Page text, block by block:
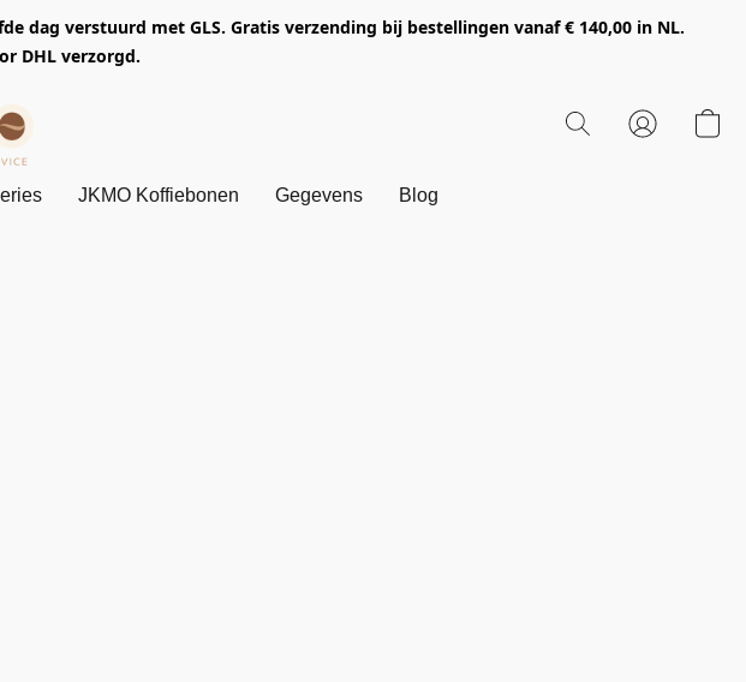
dag verstuurd met GLS. Gratis verzending bij bestellingen vanaf € 140,00 in NL.
DHL verzorgd.
JKMO Koffiebonen Gegevens Blog